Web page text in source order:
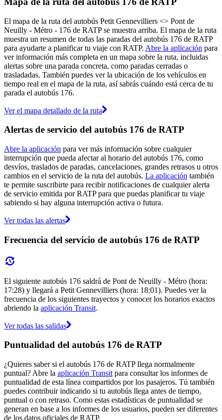
El mapa de la ruta del autobús Petit Gennevilliers <> Pont de
Neuilly - Métro - 176 de RATP se muestra arriba. El mapa de la ruta
muestra un resumen de todas las paradas del autobús 176 de RATP
para ayudarte a planificar tu viaje con RATP. Abre la aplicación para
ver información más completa en un mapa sobre la ruta, incluidas
alertas sobre una parada concreta, como paradas cerradas o
trasladadas. También puedes ver la ubicación de los vehículos en
tiempo real en el mapa de la ruta, así sabrás cuándo está cerca de tu
parada el autobús 176.
Ver el mapa detallado de la ruta
Alertas de servicio del autobús 176 de RATP
Abre la aplicación para ver más información sobre cualquier
interrupción que pueda afectar al horario del autobús 176, como
desvíos, traslados de paradas, cancelaciones, grandes retrasos u otros
cambios en el servicio de la ruta del autobús. La aplicación también
te permite suscribirte para recibir notificaciones de cualquier alerta
de servicio emitida por RATP para que puedas planificar tu viaje
sabiendo si hay alguna interrupción activa o futura.
Ver todas las alertas
Frecuencia del servicio de autobús 176 de RATP
El siguiente autobús 176 saldrá de Pont de Neuilly - Métro (hora:
17:28) y llegará a Petit Gennevilliers (hora: 18:01). Puedes ver la
frecuencia de los siguientes trayectos y conocer los horarios exactos
abriendo la aplicación Transit.
Ver todas las salidas
Puntualidad del autobús 176 de RATP
¿Quieres saber si el autobús 176 de RATP llega normalmente
puntual? Abre la aplicación Transit para consultar los informes de
puntualidad de esta línea compartidos por los pasajeros. Tú también
puedes contribuir indicando si tu autobús llega antes de tiempo,
puntual o con retraso. Como estas estadísticas de puntualidad se
generan en base a los informes de los usuarios, pueden ser diferentes
de los datos oficiales de RATP.